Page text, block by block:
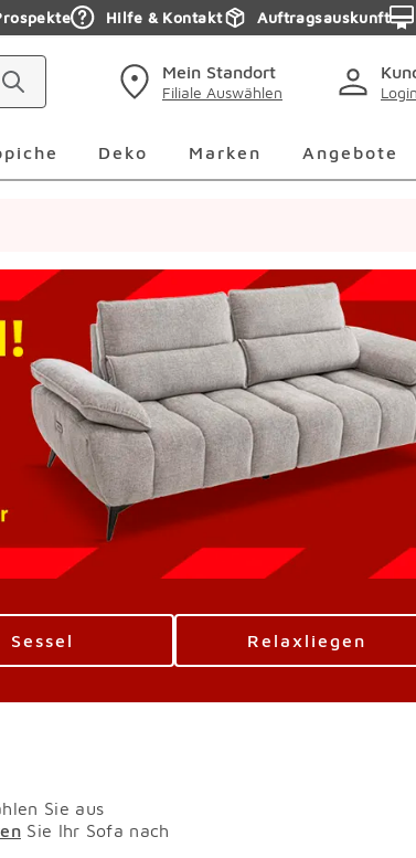
Hilfe & Kontakt Auftragsauskunft
Mein Standort
Filiale Auswählen Login
Deko Marken
Marken
Angebote
Sessel Relaxliegen
Sie aus
Sie Ihr Sofa nach